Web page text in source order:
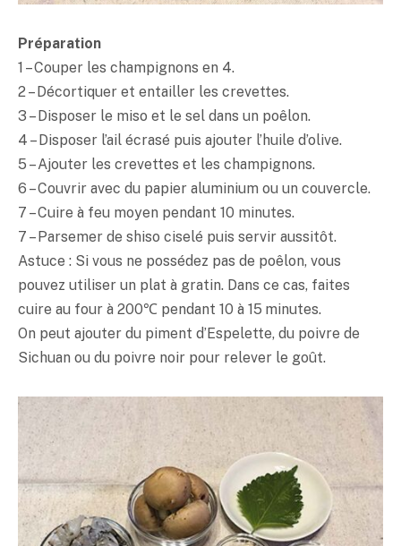
Préparation
1 – Couper les champignons en 4.
2 – Décortiquer et entailler les crevettes.
3 – Disposer le miso et le sel dans un poêlon.
4 – Disposer l’ail écrasé puis ajouter l’huile d’olive.
5 – Ajouter les crevettes et les champignons.
6 – Couvrir avec du papier aluminium ou un couvercle.
7 – Cuire à feu moyen pendant 10 minutes.
7 – Parsemer de shiso ciselé puis servir aussitôt.
Astuce : Si vous ne possédez pas de poêlon, vous
pouvez utiliser un plat à gratin. Dans ce cas, faites
cuire au four à 200℃ pendant 10 à 15 minutes.
On peut ajouter du piment d’Espelette, du poivre de
Sichuan ou du poivre noir pour relever le goût.